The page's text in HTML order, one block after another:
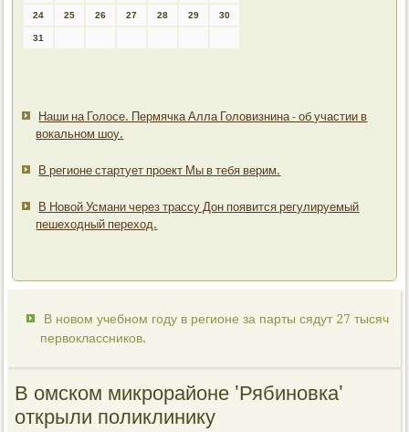
24 25 26 27 28 29 30
31
Наши на Голосе. Пермячка Алла Головизнина - об участии в
вокальном шоу.
В регионе стартует проект Мы в тебя верим.
В Новой Усмани через трассу Дон появится регулируемый
пешеходный переход.
В новом учебном году в регионе за парты сядут 27 тысяч
первоклассников.
В омском микрорайоне 'Рябиновка'
открыли поликлинику